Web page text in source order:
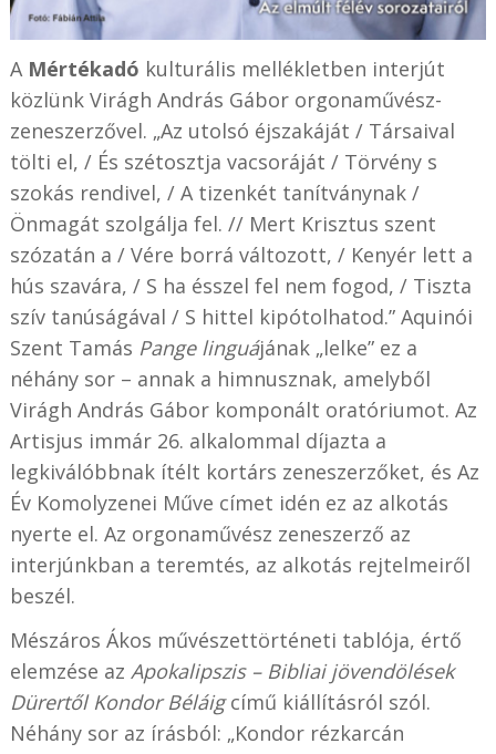
A Mértékadó kulturális mellékletben interjút
közlünk Virágh András Gábor orgonaművész-
zeneszerzővel. „Az utolsó éjszakáját / Társaival
tölti el, / És szétosztja vacsoráját / Törvény s
szokás rendivel, / A tizenkét tanítványnak /
Önmagát szolgálja fel. // Mert Krisztus szent
szózatán a / Vére borrá változott, / Kenyér lett a
hús szavára, / S ha ésszel fel nem fogod, / Tiszta
szív tanúságával / S hittel kipótolhatod.” Aquinói
Szent Tamás Pange linguájának „lelke” ez a
néhány sor – annak a himnusznak, amelyből
Virágh András Gábor komponált oratóriumot. Az
Artisjus immár 26. alkalommal díjazta a
legkiválóbbnak ítélt kortárs zeneszerzőket, és Az
Év Komolyzenei Műve címet idén ez az alkotás
nyerte el. Az orgonaművész zeneszerző az
interjúnkban a teremtés, az alkotás rejtelmeiről
beszél.
Mészáros Ákos művészettörténeti tablója, értő
elemzése az Apokalipszis – Bibliai jövendölések
Dürertől Kondor Béláigcímű kiállításról szól.
Néhány sor az írásból: „Kondor rézkarcán